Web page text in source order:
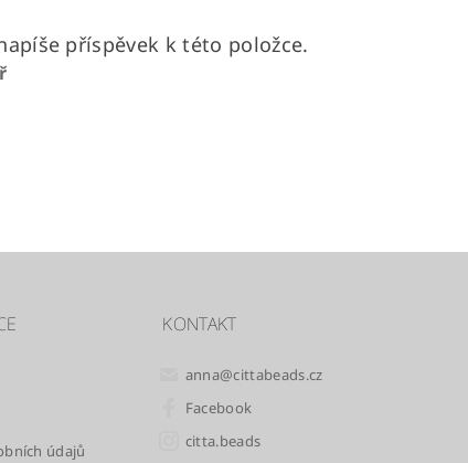
příspěvek k této položce.
údajů
KONTAKT
anna@cittabeads.cz
Facebook
citta.beads